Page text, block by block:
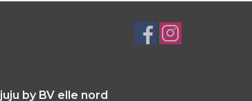
juju by BV elle nord